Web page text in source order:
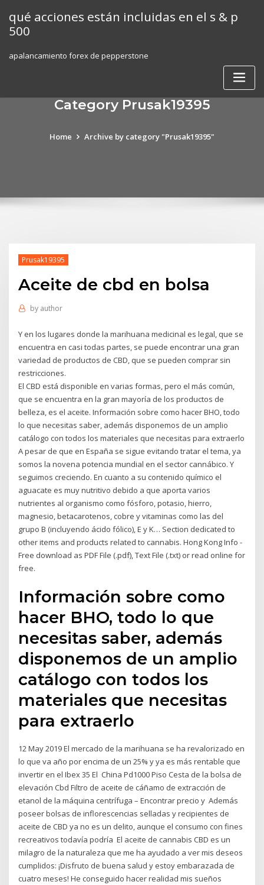
content
qué acciones están incluidas en el s & p
500
apalancamiento forex de pepperstone
Category Prusak19395
Home Archive by category "Prusak19395"
Prusak19395
Aceite de cbd en bolsa
by author
Y en los lugares donde la marihuana medicinal es legal, que se
encuentra en casi todas partes, se puede encontrar una gran
variedad de productos de CBD, que se pueden comprar sin
restricciones.
El CBD está disponible en varias formas, pero el más común,
que se encuentra en la gran mayoría de los productos de
belleza, es el aceite. Información sobre como hacer BHO, todo
lo que necesitas saber, además disponemos de un amplio
catálogo con todos los materiales que necesitas para extraerlo
A pesar de que en España se sigue evitando tratar el tema, ya
somos la novena potencia mundial en el sector cannábico. Y
seguimos creciendo. En cuanto a su contenido químico el
aguacate es muy nutritivo debido a que aporta varios
nutrientes al organismo como fósforo, potasio, hierro,
magnesio, betacarotenos, cobre y vitaminas como las del
grupo B (incluyendo ácido fólico), E y K… Section dedicated to
other items and products related to cannabis. Hong Kong Info -
Free download as PDF File (.pdf), Text File (.txt) or read online for
free.
Información sobre como
hacer BHO, todo lo que
necesitas saber, además
disponemos de un amplio
catálogo con todos los
materiales que necesitas
para extraerlo
12 May 2019 El mercado de la marihuana se ha revalorizado en
lo que va año por encima de un 25% y ya es más rentable que
invertir en el Ibex 35 El China Pd1000 Piso Cesta de la bolsa de
elevación Cbd Filtro de aceite de cáñamo de extracción de
etanol de la máquina centrífuga – Encontrar precio y Además
poseer bolsas de inflorescencias selladas y recipientes de
aceite de CBD ya no es un delito, aunque el consumo con fines
recreativos todavía podría El aceite de cannabis CBD es un
milagro de la naturaleza que me ha ayudado a ver mis deseos
cumplidos: ¡Disfruto de buena salud y estoy embarazada de
cuatro meses! He conseguido hacer realidad mis sueños